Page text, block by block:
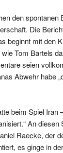
den
Die
beginnt mit den
Tom Bartels
seien
Abwehr habe
beim Spiel Iran
An
Raecke, der
es ginge in